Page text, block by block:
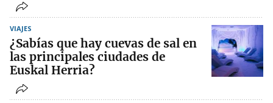
VIAJES
¿Sabías que hay cuevas de sal en
las principales ciudades de
Euskal Herria?